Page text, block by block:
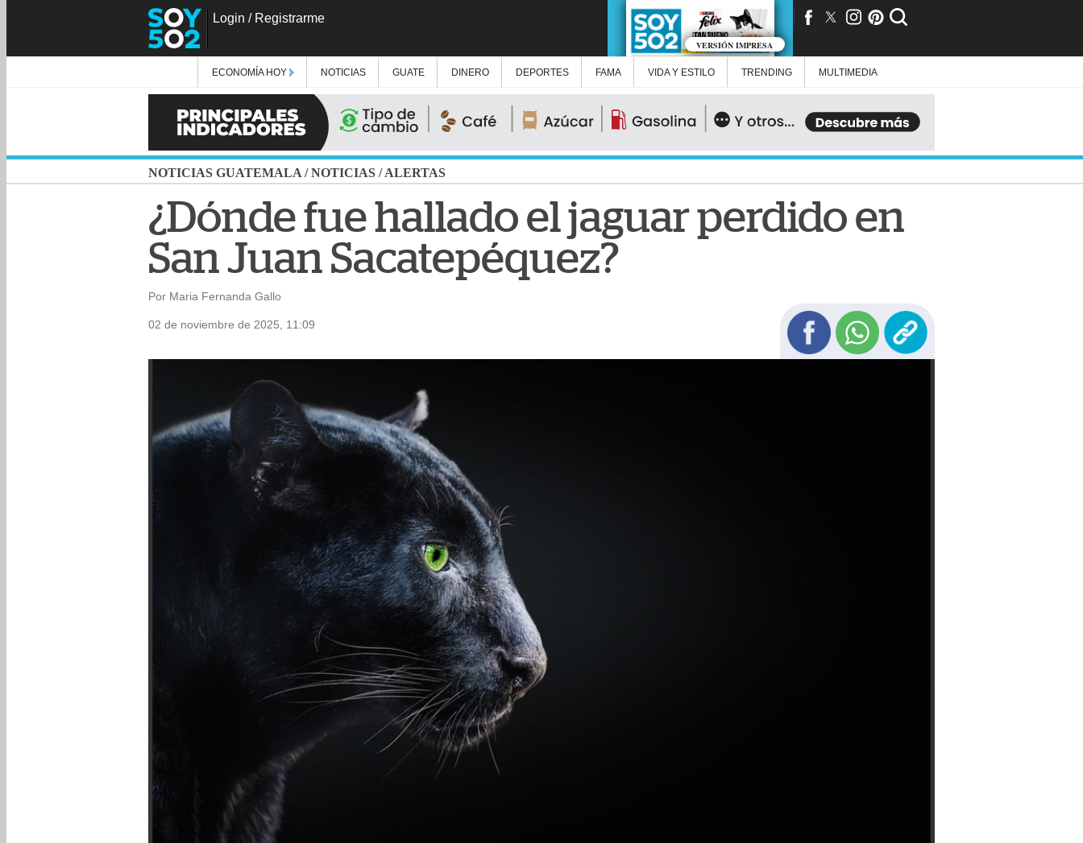
Login / Registrarme
VERSIÓN IMPRESA
ECONOMÍA HOY NOTICIAS GUATE DINERO DEPORTES FAMA VIDA Y ESTILO TRENDING MULTIMEDIA
NOTICIAS GUATEMALA /NOTICIAS /ALERTAS
¿Dónde fue hallado el jaguar perdido en
San Juan Sacatepéquez?
Por Maria Fernanda Gallo
02 de noviembre de 2025, 11:09